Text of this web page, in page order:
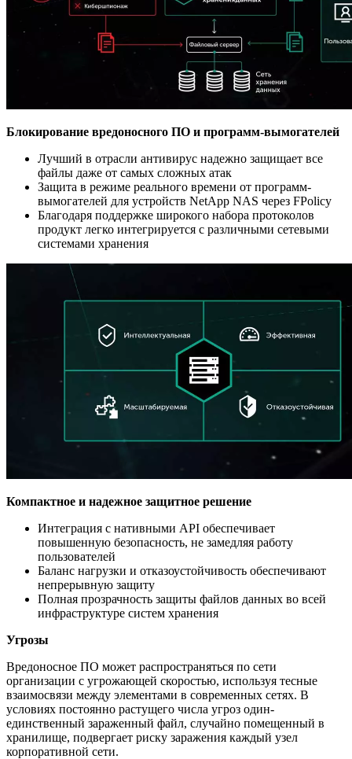
Блокирование вредоносного ПО и программ-вымогателей
Лучший в отрасли антивирус надежно защищает все
файлы даже от самых сложных атак
Защита в режиме реального времени от программ-
вымогателей для устройств NetApp NAS через FPolicy
Благодаря поддержке широкого набора протоколов
продукт легко интегрируется с различными сетевыми
системами хранения
Компактное и надежное защитное решение
Интеграция с нативными API обеспечивает
повышенную безопасность, не замедляя работу
пользователей
Баланс нагрузки и отказоустойчивость обеспечивают
непрерывную защиту
Полная прозрачность защиты файлов данных во всей
инфраструктуре систем хранения
Угрозы
Вредоносное ПО может распространяться по сети
организации с угрожающей скоростью, используя тесные
взаимосвязи между элементами в современных сетях. В
условиях постоянно растущего числа угроз один-
единственный зараженный файл, случайно помещенный в
хранилище, подвергает риску заражения каждый узел
корпоративной сети.